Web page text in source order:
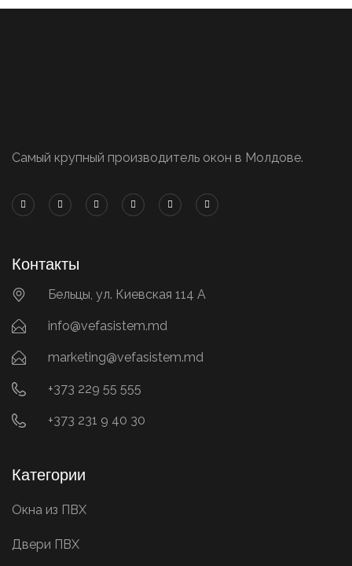
Самый крупный производитель окон в Молдове.
Контакты
Бельцы, ул. Киевская 114 А
info@vefasistem.md
marketing@vefasistem.md
+373 229 55 555
+373 231 9 40 30
Категории
Окна из ПВХ
Двери ПВХ